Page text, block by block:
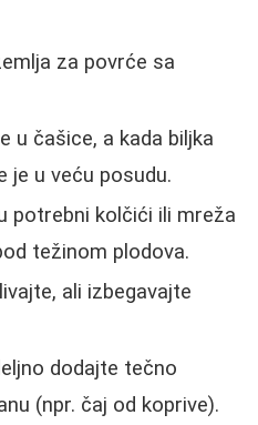
za povrće sa
u čašice, a kada biljka
je u veću posudu.
potrebni kolčići ili mreža
težinom plodova.
ali izbegavajte
dodajte tečno
(npr. čaj od koprive).